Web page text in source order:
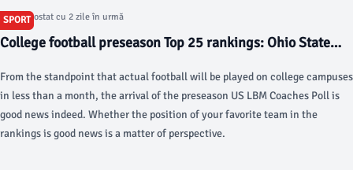
SPORT
Articol postat cu 2 zile în urmă
College football preseason Top 25 rankings: Ohio State
From the standpoint that actual football will be played on college campuses
in less than a month, the arrival of the preseason US LBM Coaches Poll is
good news indeed. Whether the position of your favorite team in the
rankings is good news is a matter of perspective.